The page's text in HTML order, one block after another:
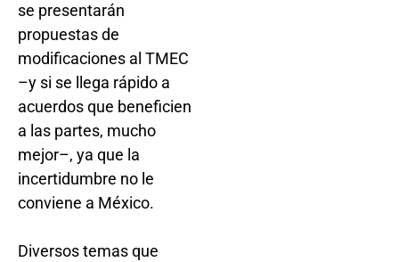
se presentarán
propuestas de
modificaciones al TMEC
–y si se llega rápido a
acuerdos que beneficien
a las partes, mucho
mejor–, ya que la
incertidumbre no le
conviene a México.
Diversos temas que